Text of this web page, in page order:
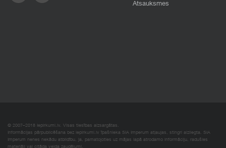
Atsauksmes
© 2007–2018 Iepirkumi.lv. Visas tiesības aizsargātas.
Informācijas pārpublicēšana bez iepirkumi.lv īpašnieka SIA Imperum atļaujas, stingri aizliegta. SIA
Imperum nenes nekādu atbildību, ja, pamatojoties uz mājas lapā atrodamo informāciju, radušies